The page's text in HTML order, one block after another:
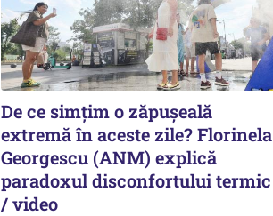
De ce simțim o zăpușeală
extremă în aceste zile? Florinela
Georgescu (ANM) explică
paradoxul disconfortului termic
/ video